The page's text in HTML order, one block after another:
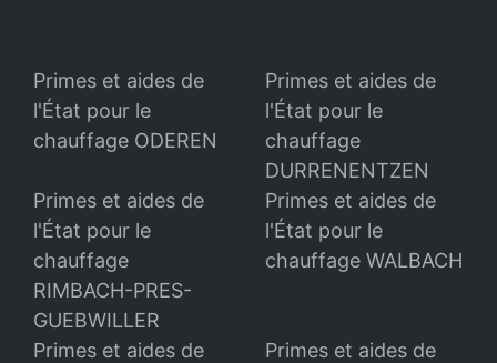
Primes et aides de
l'État pour le
chauffage ODEREN
Primes et aides de
l'État pour le
chauffage
DURRENENTZEN
Primes et aides de
l'État pour le
chauffage
RIMBACH-PRES-
GUEBWILLER
Primes et aides de
l'État pour le
chauffage WALBACH
Primes et aides de Primes et aides de